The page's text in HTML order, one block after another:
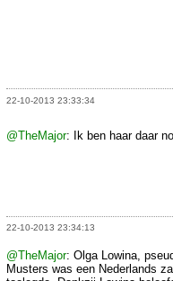
22-10-2013 23:33:34
@TheMajor: Ik ben haar daar
22-10-2013 23:34:13
@TheMajor: Olga Lowina,
Musters was een Nederlands